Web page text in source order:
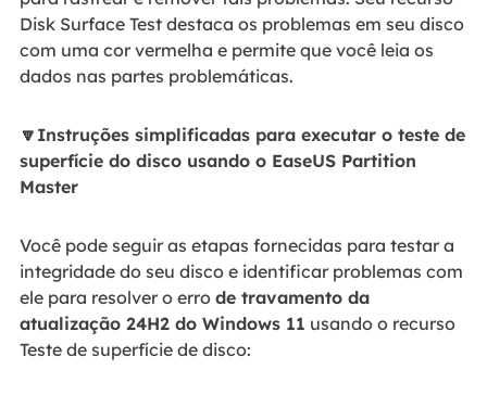
Disk Surface Test destaca os problemas em seu disco
com uma cor vermelha e permite que você leia os
dados nas partes problemáticas.
🔽Instruções simplificadas para executar o teste de
superfície do disco usando o EaseUS Partition
Master
Você pode seguir as etapas fornecidas para testar a
integridade do seu disco e identificar problemas com
ele para resolver o erro de travamento da
atualização 24H2 do Windows 11 usando o recurso
Teste de superfície de disco: